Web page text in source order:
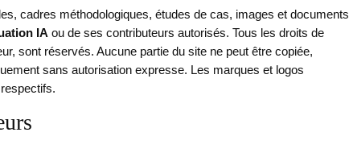
cadres méthodologiques, études de cas, images et documents
IA ou de ses contributeurs autorisés. Tous les droits de
sont réservés. Aucune partie du site ne peut être copiée,
sans autorisation expresse. Les marques et logos